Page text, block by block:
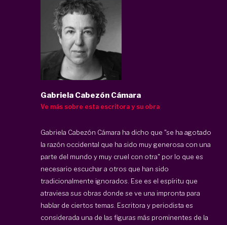
Gabriela Cabezón Cámara
Ve más sobre esta escritora y su obra
Gabriela Cabezón Cámara ha dicho que "se ha agotado
la razón occidental que ha sido muy generosa con una
parte del mundo y muy cruel con otra" por lo que es
necesario escuchar a otros que han sido
tradicionalmente ignorados. Ese es el espíritu que
atraviesa sus obras donde se ve una impronta para
hablar de ciertos temas. Escritora y periodista es
considerada una de las figuras más prominentes de la